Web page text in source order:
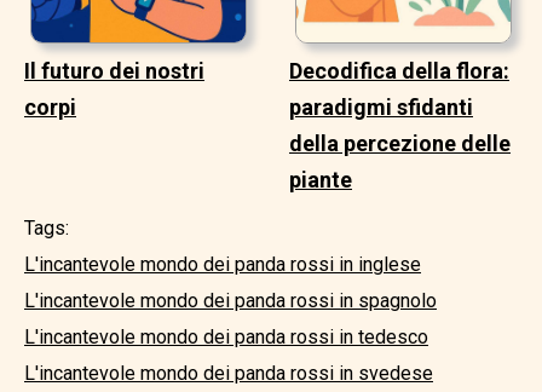
Il futuro dei nostri
corpi
Decodifica della flora:
paradigmi sfidanti
della percezione delle
piante
Tags:
L'incantevole mondo dei panda rossi in inglese
L'incantevole mondo dei panda rossi in spagnolo
L'incantevole mondo dei panda rossi in tedesco
L'incantevole mondo dei panda rossi in svedese